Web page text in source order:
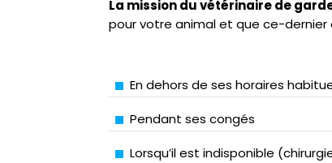
La mission du vétérinaire de
pour votre animal et que ce-dernier
En dehors de ses horaires
Pendant ses congés
Lorsqu’il est indisponible